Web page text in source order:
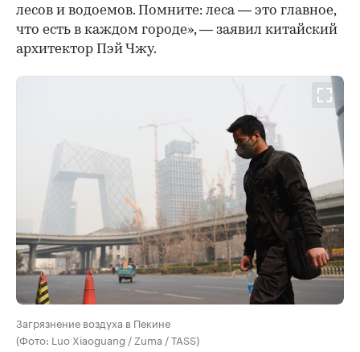
лесов и водоемов. Помните: леса — это главное,
что есть в каждом городе», — заявил китайский
архитектор Пэй Чжу.
Загрязнение воздуха в Пекине
(Фото: Luo Xiaoguang / Zuma / TASS)